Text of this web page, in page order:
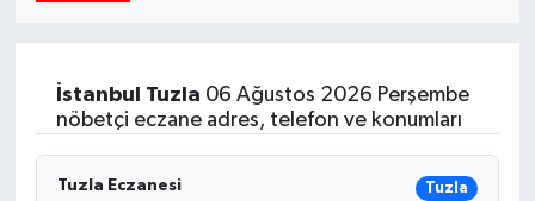
İstanbul Tuzla 06 Ağustos 2026 Perşembe
nöbetçi eczane adres, telefon ve konumları
Tuzla Eczanesi Tuzla